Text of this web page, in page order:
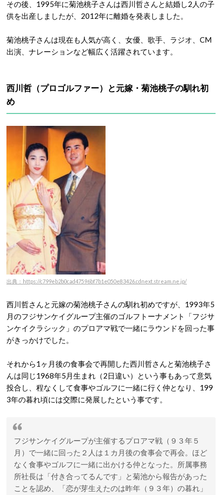
その後、1995年に菊池桃子さんは西川哲さんと結婚し2人の子
供を出産しましたが、2012年に離婚を発表しました。
菊池桃子さんは現在も人気が高く、女優、歌手、ラジオ、CM
出演、ナレーションなど幅広く活躍されています。
西川哲（プロゴルファー）と元嫁・菊池桃子の馴れ初
め
出典：https://c799eb2b0cad47596bf7b1e050e83426.cdnext.stream.ne.jp/
西川哲さんと元嫁の菊池桃子さんの馴れ初めですが、1993年5
月のフジサンケイグループ主催のゴルフトーナメント「フジサ
ンケイクラシック」のプロアマ戦で一緒にラウンドを回った事
がきっかけでした。
それから1ヶ月後の食事会で再開した西川哲さんと菊池桃子さ
んは同じ1968年5月生まれ（2日違い）という事もあって意気
投合し、程なくして食事やゴルフに一緒に行く仲となり、199
3年の暮れ頃には交際に発展したという事です。
フジサンケイグループが主催するプロアマ戦（９３年５
月）で一緒に回った２人は１カ月後の食事会で再会。ほど
なく食事やゴルフに一緒に出かける仲となった。所属事務
所社長は「付き合ってるんです」と菊池から報告があった
ことを認め、「恋が芽生えたのは昨年（９３年）の暮れ」